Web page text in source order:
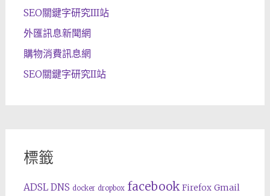
SEO關鍵字研究III站
外匯訊息新聞網
購物消費訊息網
SEO關鍵字研究II站
標籤
ADSL DNS docker dropbox facebook Firefox Gmail